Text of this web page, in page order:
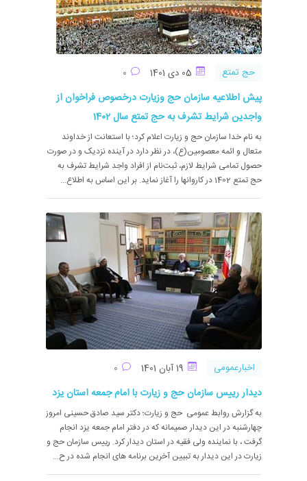
حج تمتع
پیش اطلاعیه سازمان حج وزیارت درخصوص فراخوان از
واجدین شرایط تشرف به حج تمتع سال 1402
به نام خدا سازمان حج و زیارت اعلام کرد؛ با استعانت از خداوند
متعال و ائمه معصومین(ع)، در نظر دارد در آینده نزدیک و در صورت
حصول تمامی شرایط لازم، ثبت‌نام از افراد واجد شرایط تشرف به
حج تمتع 1402 در کاروانها را آغاز نماید. بر این اساس به اطلاع...
اخبارعمومی
دیدار رییس سازمان حج و زیارت با امام جمعه استان یزد
به گزارش روابط عمومی حج و زیارت؛ دکتر سید صادق حسینی امروز
چهارشنبه در این دیدار صمیمانه که در دفتر امام جمعه یزد انجام
گرفت ، با نماینده ولی فقیه در استان دیدار کرد. رییس سازمان حج و
زیارت در این دیدار به تبیین آخرین برنامه های انجام شده در ح...